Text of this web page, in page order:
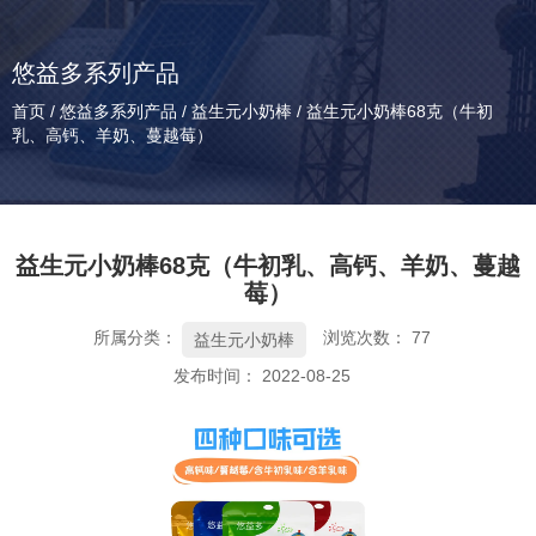
悠益多系列产品
首页 / 悠益多系列产品 / 益生元小奶棒 / 益生元小奶棒68克（牛初
乳、高钙、羊奶、蔓越莓）
益生元小奶棒68克（牛初乳、高钙、羊奶、蔓越
莓）
所属分类： 益生元小奶棒 浏览次数： 77
发布时间： 2022-08-25